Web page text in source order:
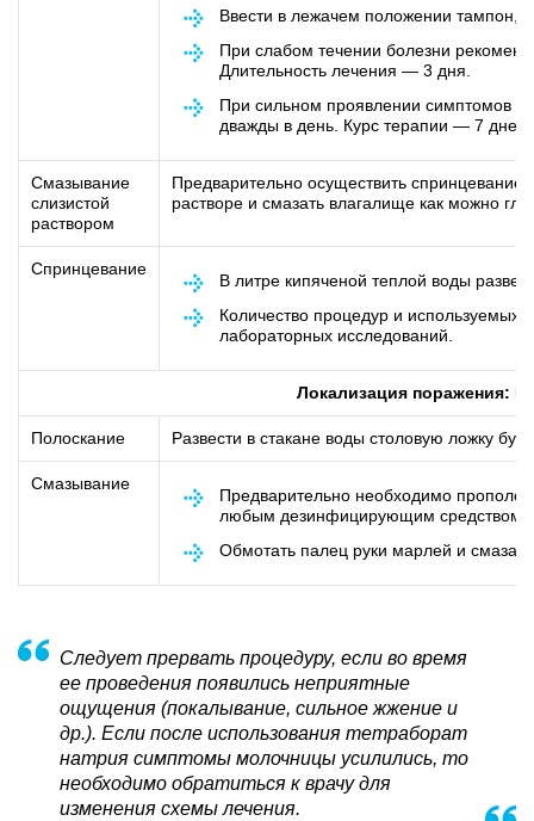
Ввести в лежачем положении тампон,
При слабом течении болезни
Длительность лечения — 3 дня.
При сильном проявлении симптомов
дважды в день. Курс терапии — 7 дней.
Смазывание
слизистой
раствором
Предварительно осуществить
растворе и смазать влагалище как можно
Спринцевание
В литре кипяченой теплой воды
Количество процедур и используемых
лабораторных исследований.
Локализация поражения:
Полоскание Развести в стакане воды столовую ложку
Смазывание
Предварительно необходимо
любым дезинфицирующим средством.
Обмотать палец руки марлей и
Следует прервать процедуру, если во время
ее проведения появились неприятные
ощущения (покалывание, сильное жжение и
др.). Если после использования тетраборат
натрия симптомы молочницы усилились, то
необходимо обратиться к врачу для
изменения схемы лечения.